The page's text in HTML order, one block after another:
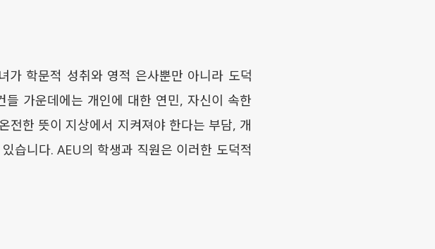
학문적 성취와 영적 은사뿐만 아니라 도덕
가운데에는 개인에 대한 연민, 자신이 속한
전한 뜻이 지상에서 지켜져야 한다는 부담, 개
습니다. AEU의 학생과 직원은 이러한 도덕적